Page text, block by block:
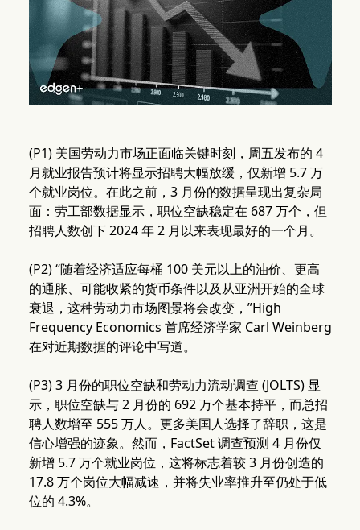
(P1) 美国劳动力市场正面临关键时刻，周五发布的 4
月就业报告预计将显示招聘大幅放缓，仅新增 5.7 万
个就业岗位。在此之前，3 月份的数据呈现出复杂局
面：劳工部数据显示，职位空缺稳定在 687 万个，但
招聘人数创下 2024 年 2 月以来表现最好的一个月。
(P2) “随着经济适应每桶 100 美元以上的油价、更高
的通胀、可能收紧的货币条件以及从亚洲开始的全球
衰退，这种劳动力市场图景将会改变，”High
Frequency Economics 首席经济学家 Carl Weinberg
在对近期数据的评论中写道。
(P3) 3 月份的职位空缺和劳动力流动调查 (JOLTS) 显
示，职位空缺与 2 月份的 692 万个基本持平，而总招
聘人数增至 555 万人。更多美国人选择了辞职，这是
信心增强的迹象。然而，FactSet 调查预测 4 月份仅
新增 5.7 万个就业岗位，这将标志着较 3 月份创造的
17.8 万个岗位大幅减速，并将失业率推升至仍处于低
位的 4.3%。